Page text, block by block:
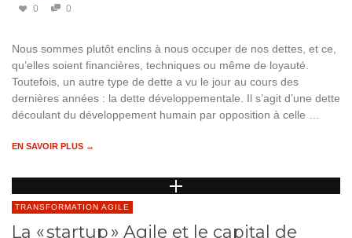
0 0
Nous sommes plutôt enclins à nous occuper de nos dettes, et ce,
qu’elles soient financières, techniques ou même de loyauté.
Toutefois, un autre type de dette a vu le jour au cours des
dernières années : la dette développementale. Il s’agit d’une dette
découlant du développement humain par opposition à celle …
EN SAVOIR PLUS →
TRANSFORMATION AGILE
La « startup » Agile et le capital de